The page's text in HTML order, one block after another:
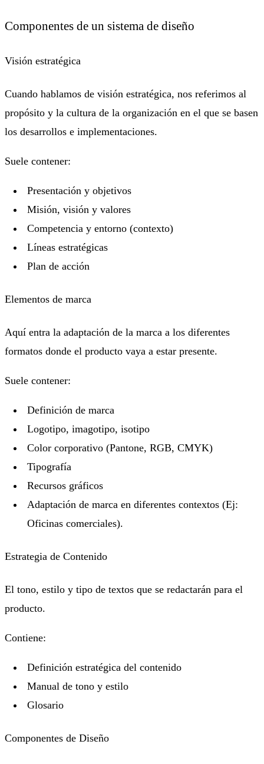
Componentes de un sistema de diseño
Visión estratégica
Cuando hablamos de visión estratégica, nos referimos al
propósito y la cultura de la organización en el que se basen
los desarrollos e implementaciones.
Suele contener:
Presentación y objetivos
Misión, visión y valores
Competencia y entorno (contexto)
Líneas estratégicas
Plan de acción
Elementos de marca
Aquí entra la adaptación de la marca a los diferentes
formatos donde el producto vaya a estar presente.
Suele contener:
Definición de marca
Logotipo, imagotipo, isotipo
Color corporativo (Pantone, RGB, CMYK)
Tipografía
Recursos gráficos
Adaptación de marca en diferentes contextos (Ej:
Oficinas comerciales).
Estrategia de Contenido
El tono, estilo y tipo de textos que se redactarán para el
producto.
Contiene:
Definición estratégica del contenido
Manual de tono y estilo
Glosario
Componentes de Diseño